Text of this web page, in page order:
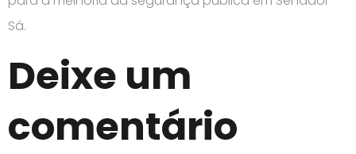
Sá.
Deixe um
comentário